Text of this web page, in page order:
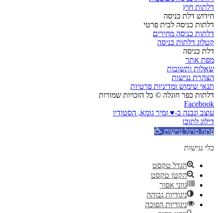
דלתות חוץ
חידוש דלת כניסה
דלתות כניסה לבית פרטי
דלתות כניסה מחירים
קטלוג דלתות כניסה
דלת כניסה
מפת אתר
שאלות ותשובות
הצהרת נגישות
תנאי שימוש ומדיניות פרטיות
דלתות כפר חוגלה © כל הזכויות שמורות
Facebook
עוצב ונבנה ב-♥︎ זמיר גומא, הסטודיו
דילוג לתוכן
פתח סרגל נגישות
כלי נגישות
הגדל טקסט
הקטן טקסט
גווני אפור
ניגודיות גבוהה
ניגודיות הפוכה